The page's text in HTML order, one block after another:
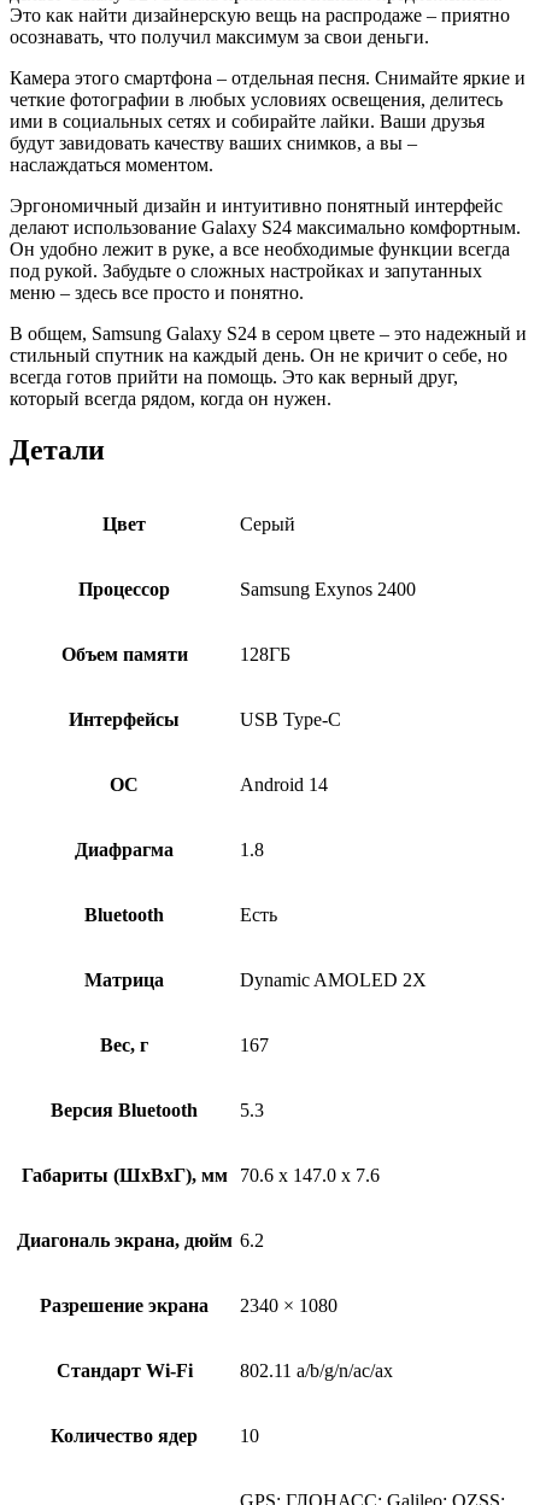
Это как найти дизайнерскую вещь на распродаже – приятно
осознавать, что получил максимум за свои деньги.
Камера этого смартфона – отдельная песня. Снимайте яркие и
четкие фотографии в любых условиях освещения, делитесь
ими в социальных сетях и собирайте лайки. Ваши друзья
будут завидовать качеству ваших снимков, а вы –
наслаждаться моментом.
Эргономичный дизайн и интуитивно понятный интерфейс
делают использование Galaxy S24 максимально комфортным.
Он удобно лежит в руке, а все необходимые функции всегда
под рукой. Забудьте о сложных настройках и запутанных
меню – здесь все просто и понятно.
В общем, Samsung Galaxy S24 в сером цвете – это надежный и
стильный спутник на каждый день. Он не кричит о себе, но
всегда готов прийти на помощь. Это как верный друг,
который всегда рядом, когда он нужен.
Детали
Цвет Серый
Процессор Samsung Exynos 2400
Объем памяти 128ГБ
Интерфейсы USB Type-C
ОС Android 14
Диафрагма 1.8
Bluetooth Есть
Матрица Dynamic AMOLED 2X
Вес, г 167
Версия Bluetooth 5.3
Габариты (ШxВxГ), мм 70.6 x 147.0 x 7.6
Диагональ экрана, дюйм 6.2
Разрешение экрана 2340 × 1080
Стандарт Wi-Fi 802.11 a/b/g/n/ac/ax
Количество ядер 10
GPS; ГЛОНАСС; Galileo; QZSS;